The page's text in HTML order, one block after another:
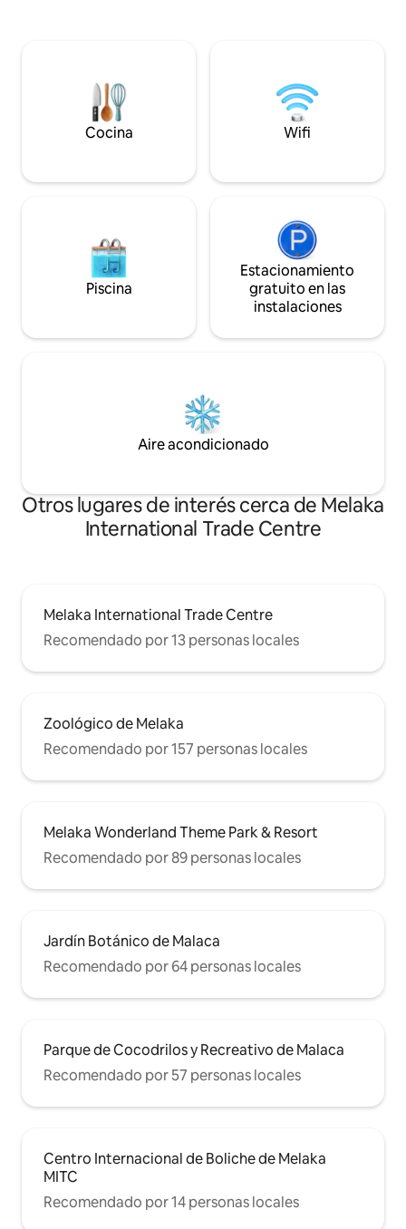
Melaka . 马六甲开放式家庭式套房(4人住) •
舒适高级的设计 •
厅以及浴室及私人泳池 坐落在甲
理位置优越 -旅游
Cocina Wifi
Piscina
Estacionamiento
gratuito en las
instalaciones
Aire acondicionado
Otros lugares de interés cerca de Melaka
International Trade Centre
Melaka International Trade Centre
Recomendado por 13 personas locales
Zoológico de Melaka
Recomendado por 157 personas locales
Melaka Wonderland Theme Park & Resort
Recomendado por 89 personas locales
Jardín Botánico de Malaca
Recomendado por 64 personas locales
Parque de Cocodrilos y Recreativo de Malaca
Recomendado por 57 personas locales
Centro Internacional de Boliche de Melaka
MITC
Recomendado por 14 personas locales